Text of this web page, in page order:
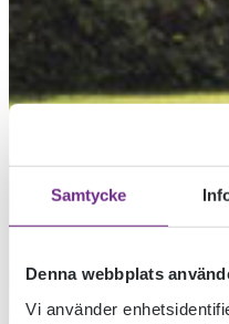
Samtycke
Denna webbplats
Vi använder